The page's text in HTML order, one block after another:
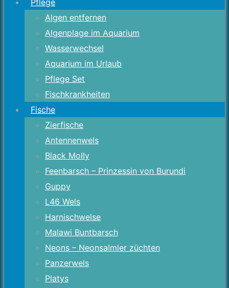
Pflege
Algen entfernen
Algenplage im Aquarium
Wasserwechsel
Aquarium im Urlaub
Pflege Set
Fischkrankheiten
Fische
Zierfische
Antennenwels
Black Molly
Feenbarsch – Prinzessin von Burundi
Guppy
L46 Wels
Harnischwelse
Malawi Buntbarsch
Neons – Neonsalmler züchten
Panzerwels
Platys